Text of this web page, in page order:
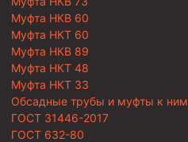
Муфта НКВ 60
Муфта НКТ 60
Муфта НКВ 89
Муфта НКТ 48
Муфта НКТ 33
Обсадные трубы и муфты к ним
ГОСТ 31446-2017
ГОСТ 632-80